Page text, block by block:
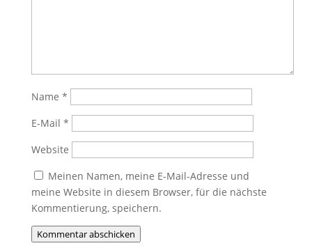
Name *
E-Mail *
Website
Meinen Namen, meine E-Mail-Adresse und
meine Website in diesem Browser, für die nächste
Kommentierung, speichern.
Kommentar abschicken